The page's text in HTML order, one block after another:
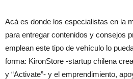
Acá es donde los especialistas en la
para entregar contenidos y consejos
emplean este tipo de vehículo lo
forma: KironStore -startup chilena
y “Activate”- y el emprendimiento,